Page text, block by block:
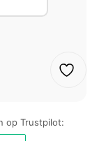
op Trustpilot: